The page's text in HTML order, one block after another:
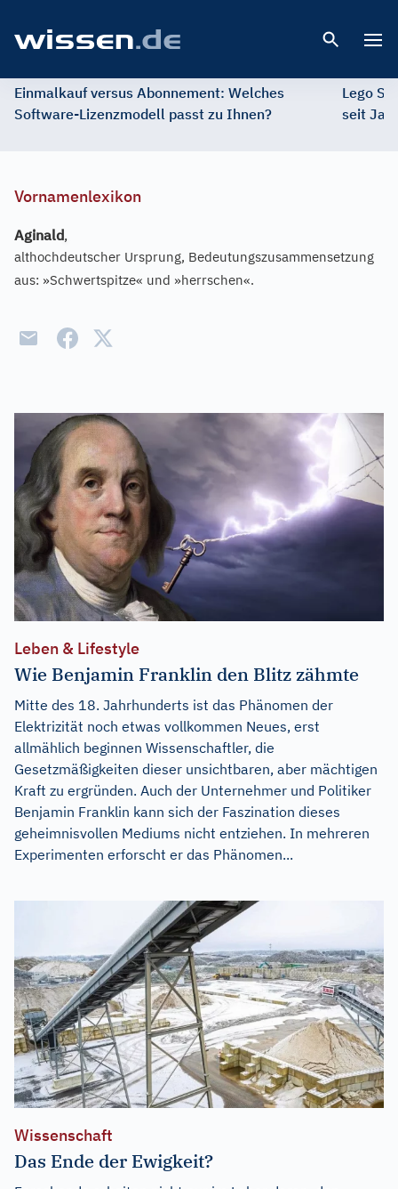
Einmalkauf versus Abonnement: Welches
Software-Lizenzmodell passt zu Ihnen?
Lego
seit
Vornamenlexikon
Aginald,
althochdeutscher Ursprung, Bedeutungszusammensetzung
aus: »Schwertspitze« und »herrschen«.
Leben & Lifestyle
Wie Benjamin Franklin den Blitz zähmte
Mitte des 18. Jahrhunderts ist das Phänomen der
Elektrizität noch etwas vollkommen Neues, erst
allmählich beginnen Wissenschaftler, die
Gesetzmäßigkeiten dieser unsichtbaren, aber mächtigen
Kraft zu ergründen. Auch der Unternehmer und Politiker
Benjamin Franklin kann sich der Faszination dieses
geheimnisvollen Mediums nicht entziehen. In mehreren
Experimenten erforscht er das Phänomen...
Wissenschaft
Das Ende der Ewigkeit?